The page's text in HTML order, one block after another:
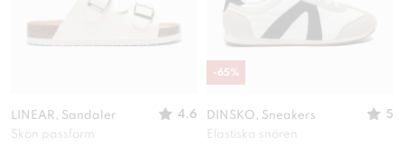
LINEAR, Sandaler
4.6
Skön passform
DINSKO, Sneakers
5
Elastiska snören
-65%